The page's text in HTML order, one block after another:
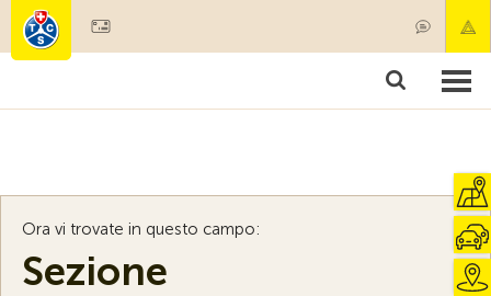
Societariato & prestazioni
Ora vi trovate in questo campo:
Sezione